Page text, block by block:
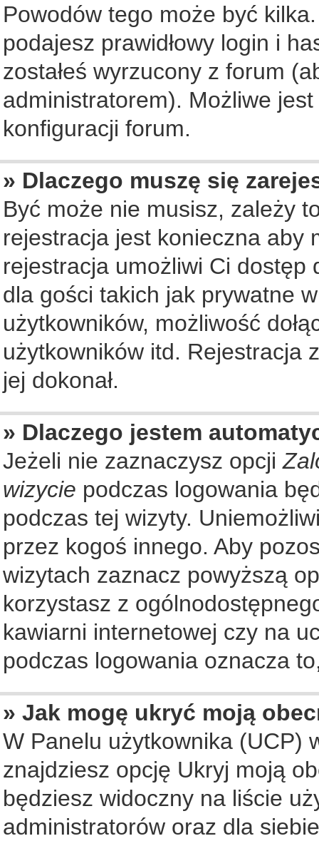
Powodów tego może być
podajesz prawidłowy login i
zostałeś wyrzucony z forum
administratorem). Możliwe
konfiguracji forum.
» Dlaczego muszę się
Być może nie musisz, zależy
rejestracja jest konieczna aby
rejestracja umożliwi Ci
dla gości takich jak prywatne
użytkowników, możliwość
użytkowników itd. Rejestracja
jej dokonał.
» Dlaczego jestem
Jeżeli nie zaznaczysz opcji
wizycie podczas logowania
podczas tej wizyty.
przez kogoś innego. Aby
wizytach zaznacz powyższą
korzystasz z
kawiarni internetowej czy na
podczas logowania oznacza
» Jak mogę ukryć moją
W Panelu użytkownika (UCP)
znajdziesz opcję Ukryj moją
będziesz widoczny na liście
administratorów oraz dla